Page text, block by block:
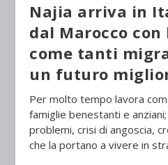
Najia arriva in
dal Marocco con
come tanti
un futuro
Per molto tempo lavora
famiglie benestanti e
problemi, crisi di angoscia,
che la portano a vivere in